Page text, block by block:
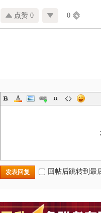
点赞 0 0
发表回复 回帖后跳转到最